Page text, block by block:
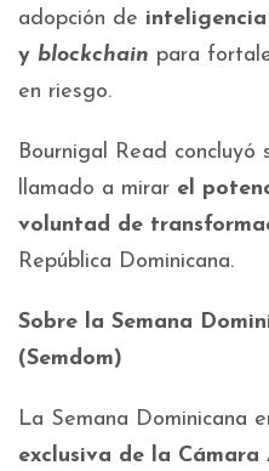
adopción de
y blockchain para
en riesgo.
Bournigal Read concluyó
llamado a mirar el
voluntad de
República Dominicana.
Sobre la Semana
(Semdom)
La Semana Dominicana
exclusiva de la Cámara